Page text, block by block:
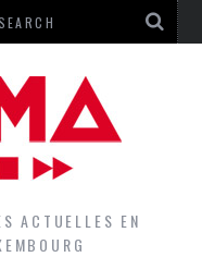
ACTUELLES EN